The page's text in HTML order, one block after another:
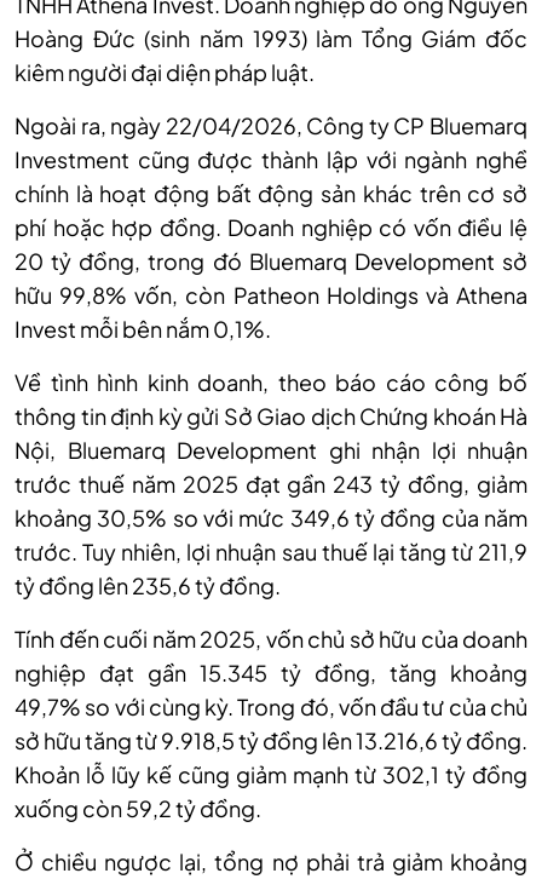
Hoàng Đức (sinh năm 1993) làm Tổng Giám đốc
kiêm người đại diện pháp luật.
Ngoài ra, ngày 22/04/2026, Công ty CP Bluemarq
Investment cũng được thành lập với ngành nghề
chính là hoạt động bất động sản khác trên cơ sở
phí hoặc hợp đồng. Doanh nghiệp có vốn điều lệ
20 tỷ đồng, trong đó Bluemarq Development sở
hữu 99,8% vốn, còn Patheon Holdings và Athena
Invest mỗi bên nắm 0,1%.
Về tình hình kinh doanh, theo báo cáo công bố
thông tin định kỳ gửi Sở Giao dịch Chứng khoán Hà
Nội, Bluemarq Development ghi nhận lợi nhuận
trước thuế năm 2025 đạt gần 243 tỷ đồng, giảm
khoảng 30,5% so với mức 349,6 tỷ đồng của năm
trước. Tuy nhiên, lợi nhuận sau thuế lại tăng từ 211,9
tỷ đồng lên 235,6 tỷ đồng.
Tính đến cuối năm 2025, vốn chủ sở hữu của doanh
nghiệp đạt gần 15.345 tỷ đồng, tăng khoảng
49,7% so với cùng kỳ. Trong đó, vốn đầu tư của chủ
sở hữu tăng từ 9.918,5 tỷ đồng lên 13.216,6 tỷ đồng.
Khoản lỗ lũy kế cũng giảm mạnh từ 302,1 tỷ đồng
xuống còn 59,2 tỷ đồng.
Ở chiều ngược lại, tổng nợ phải trả giảm khoảng